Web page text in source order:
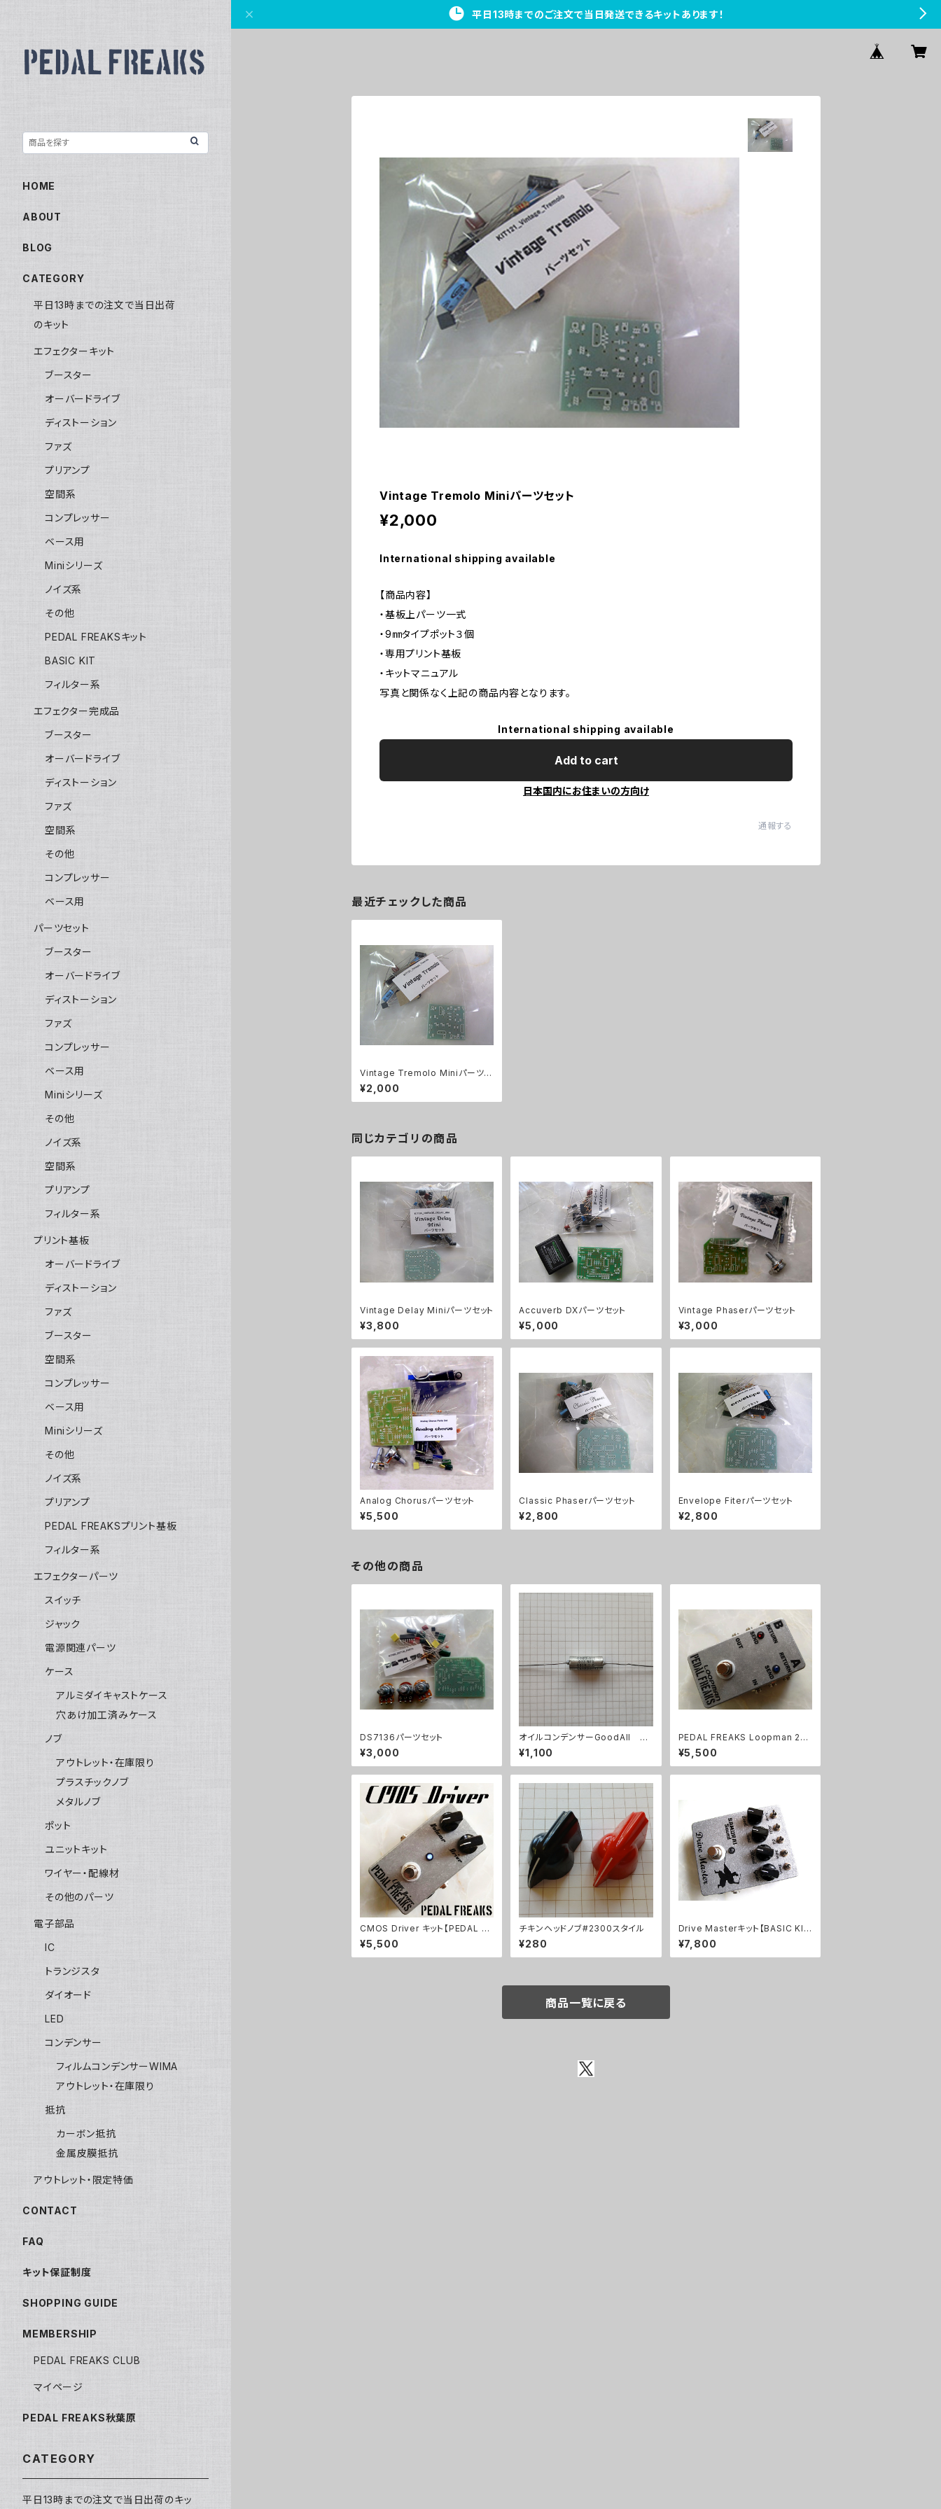
平日13時までのご注文で当日発送できるキットあります！
Vintage Tremolo Miniパーツセット
¥2,000
International shipping available
【商品内容】
・基板上パーツ一式
・9㎜タイプポット３個
・専用プリント基板
・キットマニュアル
写真と関係なく上記の商品内容となります。
International shipping available
Add to cart
日本国内にお住まいの方向け
通報する
最近チェックした商品
Vintage Tremolo Miniパーツセ
ット
¥2,000
同じカテゴリの商品
Vintage Delay Miniパーツセット
¥3,800
Accuverb DXパーツセット
¥5,000
Vintage Phaserパーツセット
¥3,000
Analog Chorusパーツセット
¥5,500
Classic Phaserパーツセット
¥2,800
Envelope Fiterパーツセット
¥2,800
その他の商品
DS7136パーツセット
¥3,000
オイルコンデンサーGoodAll 0.
033uF【在庫限り】
¥1,100
PEDAL FREAKS Loopman 2Lo
opキット
¥5,500
CMOS Driver キット【PEDAL FR
EAKS】
¥5,500
チキンヘッドノブ#2300スタイル
¥280
Drive Masterキット【BASIC KI
T】
¥7,800
商品一覧に戻る
HOME
ABOUT
BLOG
CATEGORY
平日13時までの注文で当日出荷
のキット
エフェクターキット
ブースター
オーバードライブ
ディストーション
ファズ
プリアンプ
空間系
コンプレッサー
ベース用
Miniシリーズ
ノイズ系
その他
PEDAL FREAKSキット
BASIC KIT
フィルター系
エフェクター完成品
ブースター
オーバードライブ
ディストーション
ファズ
空間系
その他
コンプレッサー
ベース用
パーツセット
ブースター
オーバードライブ
ディストーション
ファズ
コンプレッサー
ベース用
Miniシリーズ
その他
ノイズ系
空間系
プリアンプ
フィルター系
プリント基板
オーバードライブ
ディストーション
ファズ
ブースター
空間系
コンプレッサー
ベース用
Miniシリーズ
その他
ノイズ系
プリアンプ
PEDAL FREAKSプリント基板
フィルター系
エフェクターパーツ
スイッチ
ジャック
電源関連パーツ
ケース
アルミダイキャストケース
穴あけ加工済みケース
ノブ
アウトレット・在庫限り
プラスチックノブ
メタルノブ
ポット
ユニットキット
ワイヤー・配線材
その他のパーツ
電子部品
IC
トランジスタ
ダイオード
LED
コンデンサー
フィルムコンデンサーWIMA
アウトレット・在庫限り
抵抗
カーボン抵抗
金属皮膜抵抗
アウトレット・限定特価
CONTACT
FAQ
キット保証制度
SHOPPING GUIDE
MEMBERSHIP
PEDAL FREAKS CLUB
マイページ
PEDAL FREAKS秋葉原
CATEGORY
平日13時までの注文で当日出荷のキッ